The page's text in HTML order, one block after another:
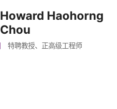
Howard Haohorng
Chou
特聘教授、正高级工程师